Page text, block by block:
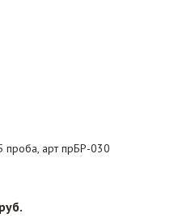
проба, арт прБР-030